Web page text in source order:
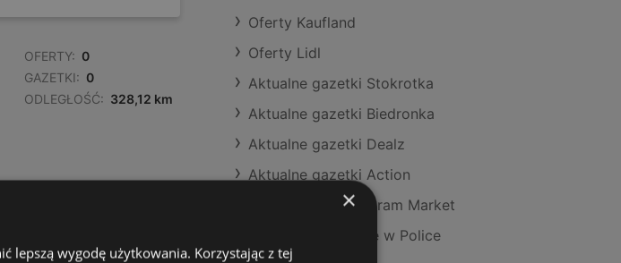
OFERTY: 0
GAZETKI: 0
ODLEGŁOŚĆ: 328,12 km
Oferty Kaufland
Oferty Lidl
Aktualne gazetki Stokrotka
Aktualne gazetki Biedronka
Aktualne gazetki Dealz
Aktualne gazetki Action
Aktualne gazetki Gram Market
Sklepy Intermarche w Police
×
lepszą wygodę użytkowania. Korzystając z tej